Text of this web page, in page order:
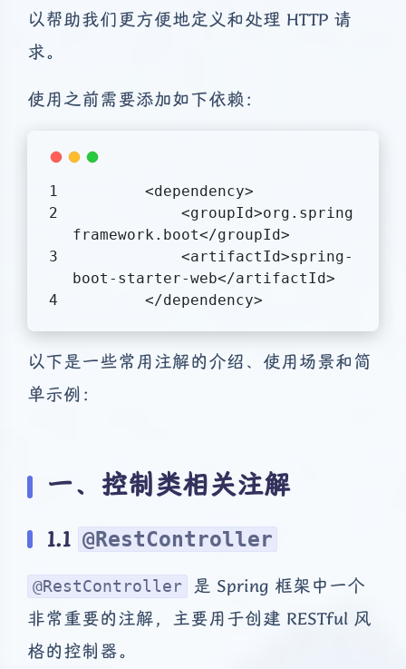
以帮助我们更方便地定义和处理 HTTP 请
求。
使用之前需要添加如下依赖：
<dependency>
<groupId>org.spring
framework.boot</groupId>
<artifactId>spring-
boot-starter-web</artifactId>
</dependency>
以下是一些常用注解的介绍、使用场景和简
单示例：
一、控制类相关注解
1.1 @RestController
@RestController
是 Spring 框架中一个
非常重要的注解，主要用于创建 RESTful 风
格的控制器。